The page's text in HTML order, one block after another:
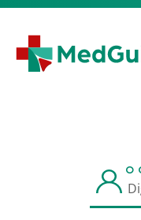
Ir para o conteúdo
O